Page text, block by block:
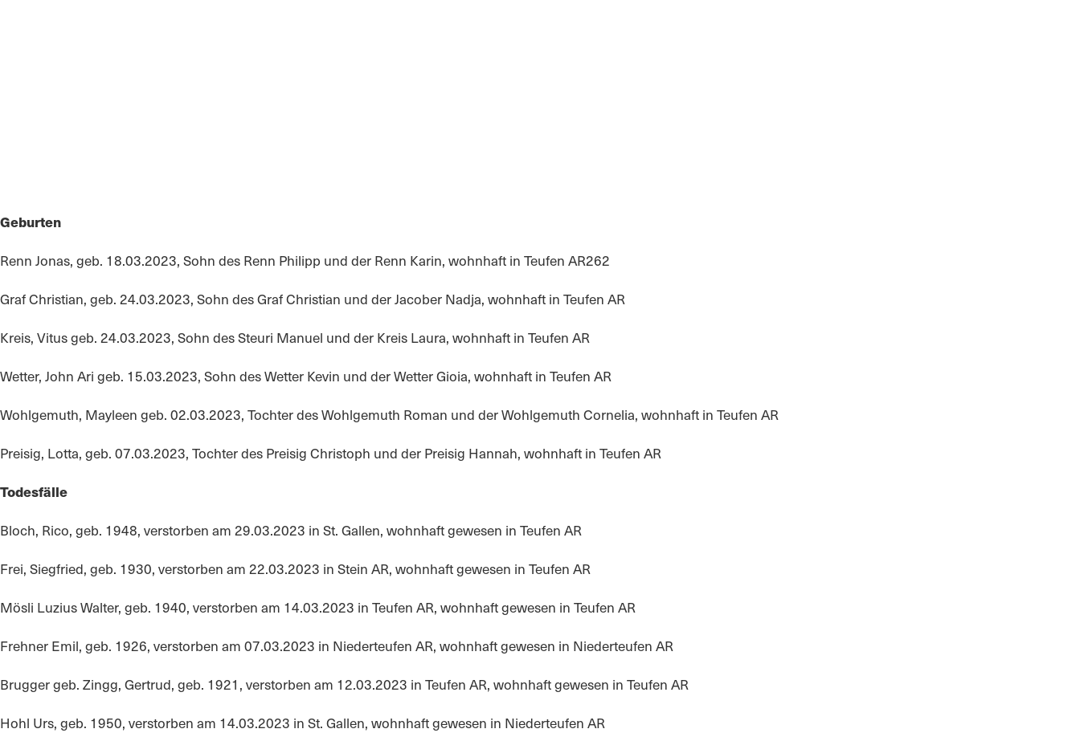
Geburten
Renn Jonas, geb. 18.03.2023, Sohn des Renn Philipp und der Renn Karin, wohnhaft in Teufen AR262
Graf Christian, geb. 24.03.2023, Sohn des Graf Christian und der Jacober Nadja, wohnhaft in Teufen AR
Kreis, Vitus geb. 24.03.2023, Sohn des Steuri Manuel und der Kreis Laura, wohnhaft in Teufen AR
Wetter, John Ari geb. 15.03.2023, Sohn des Wetter Kevin und der Wetter Gioia, wohnhaft in Teufen AR
Wohlgemuth, Mayleen geb. 02.03.2023, Tochter des Wohlgemuth Roman und der Wohlgemuth Cornelia, wohnhaft in Teufen AR
Preisig, Lotta, geb. 07.03.2023, Tochter des Preisig Christoph und der Preisig Hannah, wohnhaft in Teufen AR
Todesfälle
Bloch, Rico, geb. 1948, verstorben am 29.03.2023 in St. Gallen, wohnhaft gewesen in Teufen AR
Frei, Siegfried, geb. 1930, verstorben am 22.03.2023 in Stein AR, wohnhaft gewesen in Teufen AR
Mösli Luzius Walter, geb. 1940, verstorben am 14.03.2023 in Teufen AR, wohnhaft gewesen in Teufen AR
Frehner Emil, geb. 1926, verstorben am 07.03.2023 in Niederteufen AR, wohnhaft gewesen in Niederteufen AR
Brugger geb. Zingg, Gertrud, geb. 1921, verstorben am 12.03.2023 in Teufen AR, wohnhaft gewesen in Teufen AR
Hohl Urs, geb. 1950, verstorben am 14.03.2023 in St. Gallen, wohnhaft gewesen in Niederteufen AR